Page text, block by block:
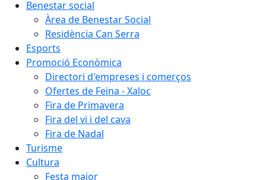
Benestar social
Àrea de Benestar Social
Residència Can Serra
Esports
Promoció Econòmica
Directori d'empreses i comerços
Ofertes de Feina - Xaloc
Fira de Primavera
Fira del vi i del cava
Fira de Nadal
Turisme
Cultura
Festa major